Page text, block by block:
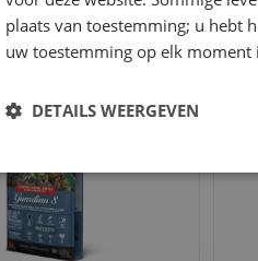
plaats van toestemming; u hebt
uw toestemming op elk moment
DETAILS WEERGEVEN